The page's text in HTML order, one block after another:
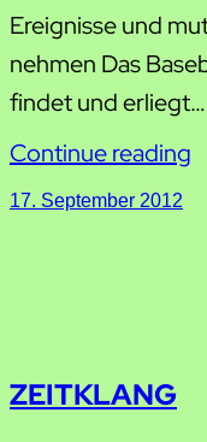
Ereignisse und
nehmen Das
findet und erliegt…
Continue reading
17. September 2012
ZEITKLANG